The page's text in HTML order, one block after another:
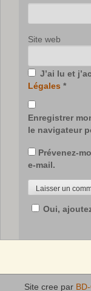
Site web
J’ai lu et
Légales *
Enregistrer
le navigateur
Prévenez-
e-mail.
Oui,
Site cree par